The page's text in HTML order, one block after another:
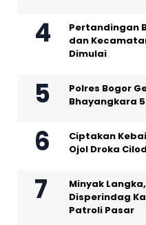
Pertandingan
dan
Dimulai
Polres Bogor
Bhayangkara
Ciptakan
Ojol Droka
Minyak
Disperindag
Patroli Pasar